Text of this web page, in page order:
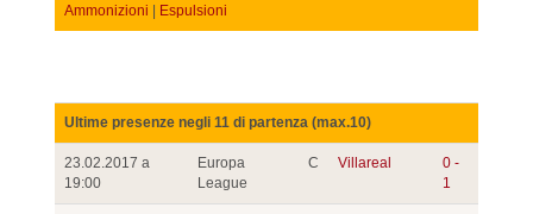
Ammonizioni
Espulsioni
Ultime presenze negli 11 di partenza (max.10)
23.02.2017 a
19:00
Europa
League
C Villareal
0 -
1